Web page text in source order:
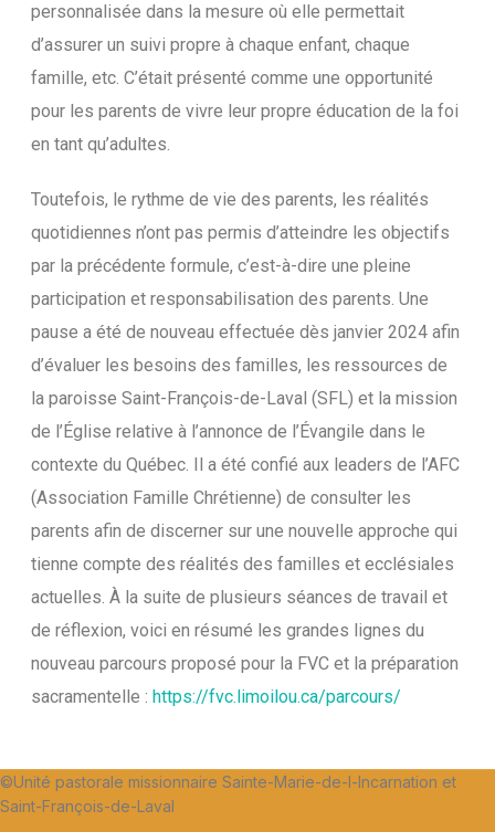
personnalisée dans la mesure où elle permettait
d’assurer un suivi propre à chaque enfant, chaque
famille, etc. C’était présenté comme une opportunité
pour les parents de vivre leur propre éducation de la foi
en tant qu’adultes.
Toutefois, le rythme de vie des parents, les réalités
quotidiennes n’ont pas permis d’atteindre les objectifs
par la précédente formule, c’est-à-dire une pleine
participation et responsabilisation des parents. Une
pause a été de nouveau effectuée dès janvier 2024 afin
d’évaluer les besoins des familles, les ressources de
la paroisse Saint-François-de-Laval (SFL) et la mission
de l’Église relative à l’annonce de l’Évangile dans le
contexte du Québec. Il a été confié aux leaders de l’AFC
(Association Famille Chrétienne) de consulter les
parents afin de discerner sur une nouvelle approche qui
tienne compte des réalités des familles et ecclésiales
actuelles. À la suite de plusieurs séances de travail et
de réflexion, voici en résumé les grandes lignes du
nouveau parcours proposé pour la FVC et la préparation
sacramentelle : https://fvc.limoilou.ca/parcours/
©Unité pastorale missionnaire Sainte-Marie-de-l-Incarnation et
Saint-François-de-Laval